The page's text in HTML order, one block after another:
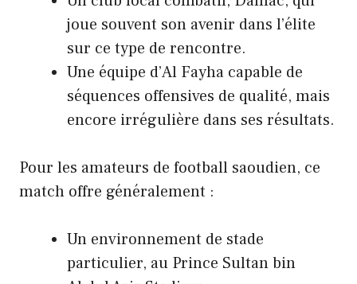
joue souvent son avenir dans l’élite
sur ce type de rencontre.
Une équipe d’Al Fayha capable de
séquences offensives de qualité, mais
encore irrégulière dans ses résultats.
Pour les amateurs de football saoudien, ce
match offre généralement :
Un environnement de stade
particulier, au Prince Sultan bin